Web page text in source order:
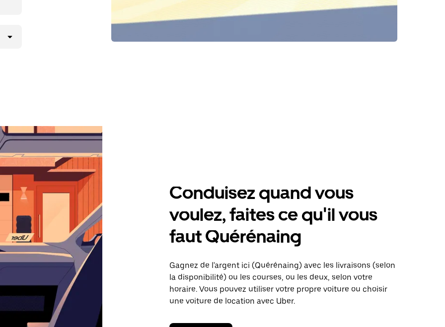
Conduisez quand vous
voulez, faites ce qu'il vous
faut Quérénaing
Gagnez de l'argent ici (Quérénaing) avec les livraisons (selon
la disponibilité) ou les courses, ou les deux, selon votre
horaire. Vous pouvez utiliser votre propre voiture ou choisir
une voiture de location avec Uber.